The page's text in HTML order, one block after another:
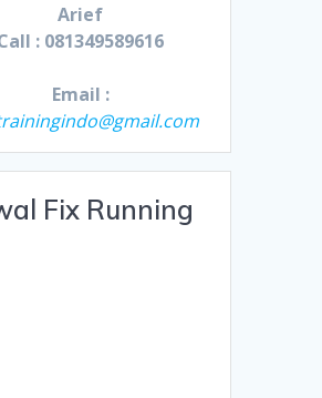
Arief
: 081349589616
Email :
Fix Running